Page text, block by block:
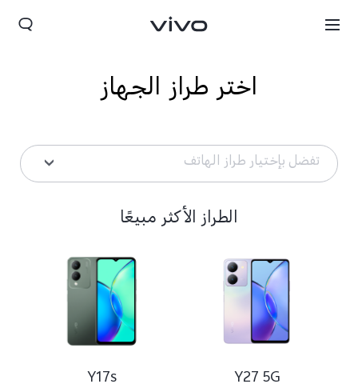
Kuwait(ar) | حدد البلد/المنطقة
اختر طراز الجهاز
تفضل بإختيار طراز الهاتف
الطراز الأكثر مبيعًا
Y27 5G
Y17s